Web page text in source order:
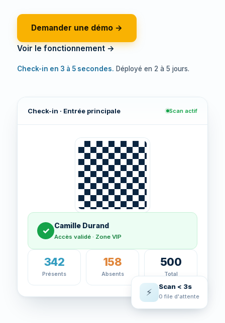
Demander une démo →
Voir le fonctionnement →
Check-in en 3 à 5 secondes. Déployé en 2 à 5 jours.
Check-in · Entrée principale Scan actif
✓
Camille Durand
Accès validé · Zone VIP
342
Présents
158
Absents
500
Total
⚡
Scan < 3s
0 file d'attente